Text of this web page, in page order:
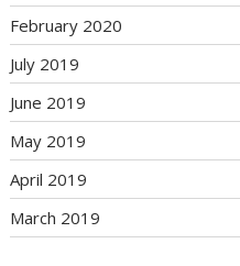
February 2020
July 2019
June 2019
May 2019
April 2019
March 2019